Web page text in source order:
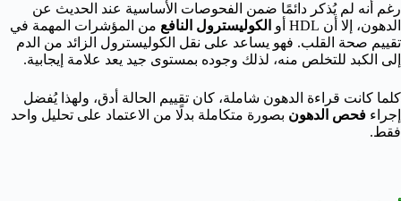
رغم أنه لم يُذكر دائمًا ضمن الفحوصات الأساسية عند الحديث عن
الدهون، إلا أن HDL أو
الكوليسترول النافع من المؤشرات المهمة في
تقييم صحة القلب. فهو يساعد على نقل الكوليسترول الزائد من الدم
إلى الكبد للتخلص منه، لذلك وجوده بمستوى جيد يعد علامة إيجابية.
كلما كانت قراءة الدهون شاملة، كان تقييم الحالة أدق، ولهذا يُفضل
إجراء فحص الدهون بصورة متكاملة بدلًا من الاعتماد على تحليل واحد
فقط.